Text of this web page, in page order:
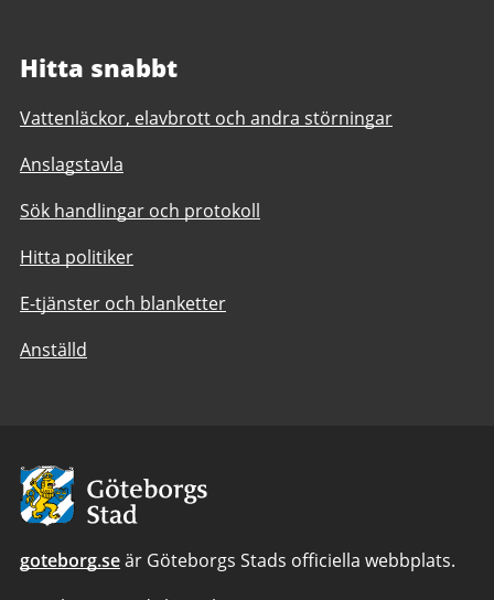
Hitta snabbt
Vattenläckor, elavbrott och andra störningar
Anslagstavla
Sök handlingar och protokoll
Hitta politiker
E-tjänster och blanketter
Anställd
Avsändare:
Göteborgs
Stad
goteborg.seär Göteborgs Stads officiella webbplats.